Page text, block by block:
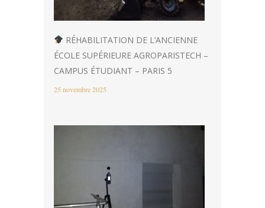
RÉHABILITATION DE L’ANCIENNE
ÉCOLE SUPÉRIEURE AGROPARISTECH –
CAMPUS ÉTUDIANT – PARIS 5
25 novembre 2025